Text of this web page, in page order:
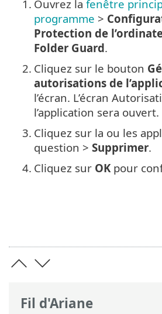
Fil d'Ariane
1. Ouvrez la fenêtre
programme >
Protection de
Folder Guard.
2. Cliquez sur le bouton
autorisations de
l’écran. L’écran
l’application sera ouvert.
3. Cliquez sur la ou les
question > Supprimer.
4. Cliquez sur OK pour